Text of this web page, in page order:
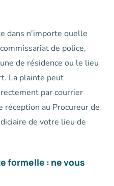
dans n'importe quelle
de police,
de résidence ou le lieu
La plainte peut
par courrier
réception au Procureur de
de votre lieu de
formelle : ne vous